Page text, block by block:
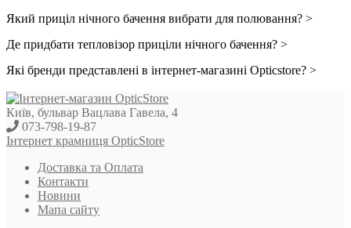
Який приціл нічного бачення вибрати для полювання? >
Де придбати тепловізор приціли нічного бачення? >
Які бренди представлені в інтернет-магазині Opticstore? >
Київ, бульвар Вацлава Гавела, 4
073-798-19-87
Інтернет крамниця OpticStore
Доставка та Оплата
Контакти
Новини
Мапа сайту